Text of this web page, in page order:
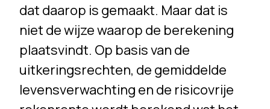
dat daarop is gemaakt. Maar dat is
niet de wijze waarop de berekening
plaatsvindt. Op basis van de
uitkeringsrechten, de gemiddelde
levensverwachting en de risicovrije